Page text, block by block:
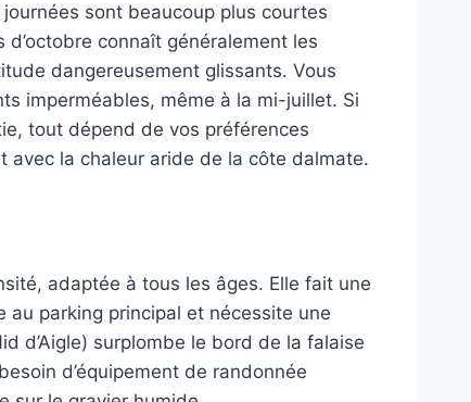
sont beaucoup plus courtes
connaît généralement les
dangereusement glissants. Vous
imperméables, même à la mi-juillet. Si
tout dépend de vos préférences
la chaleur aride de la côte dalmate.
adaptée à tous les âges. Elle fait une
au parking principal et nécessite une
d’Aigle) surplombe le bord de la falaise
d’équipement de randonnée